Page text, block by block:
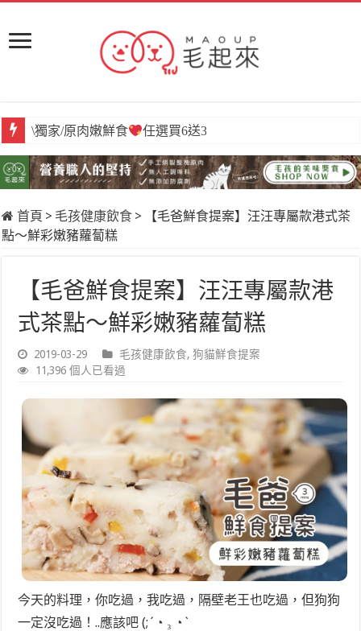
\獨家/原肉嫩鮮食 任選買6送3
首頁 > 毛孩健康飲食 >
【毛爸鮮食提案】汪汪專屬款港式茶
點～鮮彩嫩豬蘿蔔糕
【毛爸鮮食提案】汪汪專屬款港
式茶點～鮮彩嫩豬蘿蔔糕
2019-03-29 毛孩健康飲食,狗貓鮮食提案
11,396 個人已看過
今天的料理，你吃過，我吃過，隔壁老王也吃過，但狗狗
一定沒吃過！..應該吧 (;´◔ ₃ ◔`